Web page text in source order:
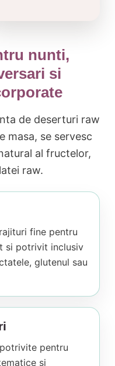
nunti,
si
de deserturi raw
masa, se servesc
al fructelor,
raw.
fine pentru
si potrivit inclusiv
glutenul sau
pentru
si